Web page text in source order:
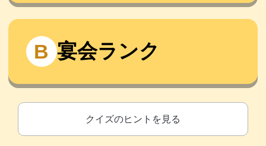
B 宴会ランク
クイズのヒントを見る